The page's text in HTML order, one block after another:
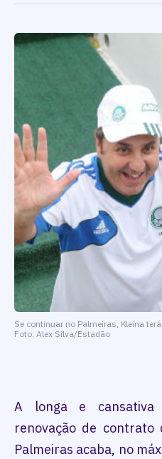
Se continuar no Palmeiras, Kleina
Foto: Alex Silva/Estadão
A longa e cansativa
renovação de contrato
Palmeiras acaba, no